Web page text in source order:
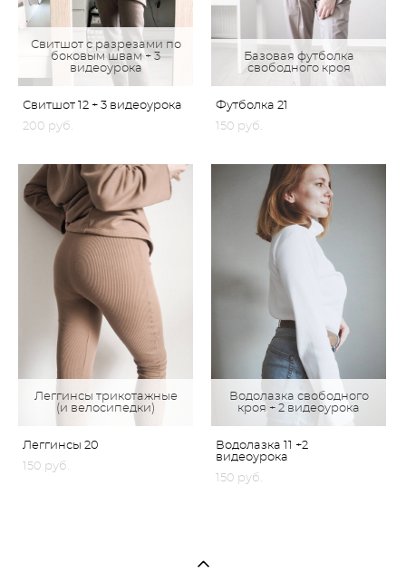
Свитшот с разрезами по
боковым швам + 3
видеоурока
Свитшот 12 + 3 видеоурока
200 pуб.
Базовая футболка
свободного кроя
Футболка 21
150 pуб.
Леггинсы трикотажные
(и велосипедки)
Леггинсы 20
150 pуб.
Водолазка свободного
кроя + 2 видеоурока
Водолазка 11 +2
видеоурока
150 pуб.